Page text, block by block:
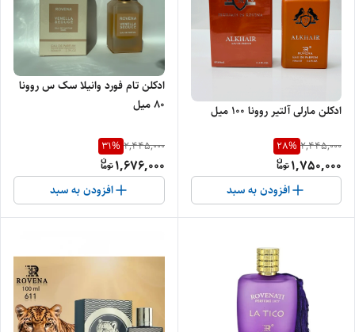
ادکلن مارلی آلتیر روونا ۱۰۰ میل
2,445,000
28%
1,750,000
افزودن به سبد
ادکلن تام فورد وانیلا سک س روونا
۸۰ میل
2,445,000
31%
1,676,000
افزودن به سبد